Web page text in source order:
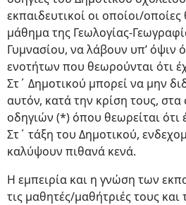
εκπαιδευτικοί οι οποίοι/
μάθημα της Γεωλογίας-
Γυμνασίου, να λάβουν υπ’ όψιν
ενοτήτων που θεωρούνται ότι
Στ΄ Δημοτικού μπορεί να μην
αυτόν, κατά την κρίση τους,
οδηγιών (*) όπου θεωρείται ότι
Στ΄ τάξη του Δημοτικού,
καλύψουν πιθανά κενά.
Η εμπειρία και η γνώση των
τις μαθητές/μαθήτριές τους και